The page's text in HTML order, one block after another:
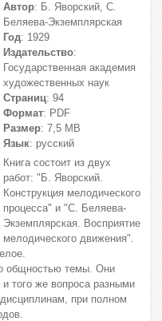
Автор: Б. Яворский, С.
Беляева-Экземплярская
Год: 1929
Издательство:
Государственная академия
художественных наук
Страниц: 94
Формат: PDF
Размер: 7,5 МВ
Язык: русский
Книга состоит из двух
работ: "Б. Яворский.
Конструкция мелодического
процесса" и "С. Беляева-
Экземплярская. Восприятие
мелодического движения".
общностью темы. Они
того же вопроса разными
при полном